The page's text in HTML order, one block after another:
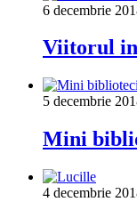
6 decembrie
Viitorul
5 decembrie
Mini
4 decembrie